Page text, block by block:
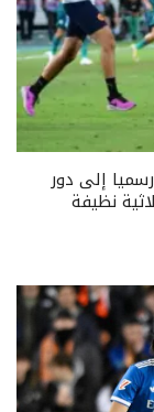
إلى دور
نظيفة